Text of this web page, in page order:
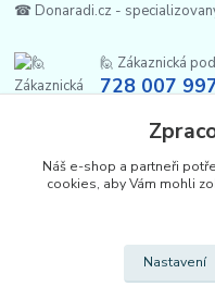
☎ Donaradi.cz -
🙋 Zákaznická
728 007
Náš e-shop a partneři
cookies, aby Vám mohli
Nastavení